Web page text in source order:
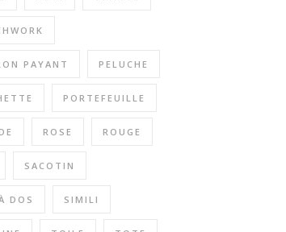
PAYANT PELUCHE
PORTEFEUILLE
ROSE ROUGE
SACOTIN
DOS SIMILI